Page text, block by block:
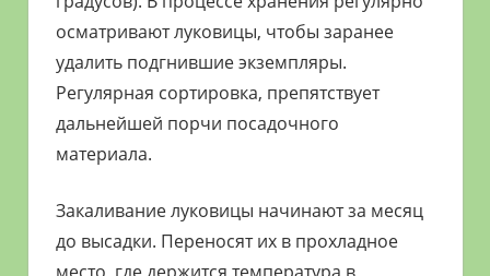
осматривают луковицы, чтобы заранее
удалить подгнившие экземпляры.
Регулярная сортировка, препятствует
дальнейшей порчи посадочного
материала.
Закаливание луковицы начинают за месяц
до высадки. Переносят их в прохладное